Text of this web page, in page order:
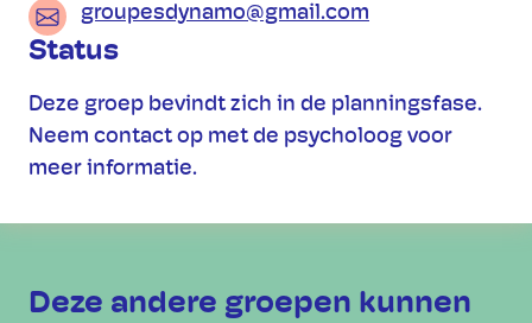
groupesdynamo@gmail.com
Status
Deze groep bevindt zich in de planningsfase.
Neem contact op met de psycholoog voor
meer informatie.
Deze andere groepen kunnen